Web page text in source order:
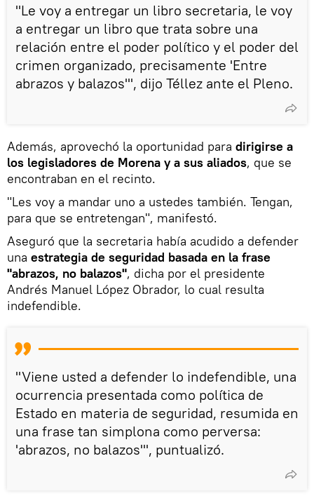
"Le voy a entregar un libro secretaria, le voy
a entregar un libro que trata sobre una
relación entre el poder político y el poder del
crimen organizado, precisamente 'Entre
abrazos y balazos'", dijo Téllez ante el Pleno.
Además, aprovechó la oportunidad para dirigirse a
los legisladores de Morena y a sus aliados, que se
encontraban en el recinto.
"Les voy a mandar uno a ustedes también. Tengan,
para que se entretengan", manifestó.
Aseguró que la secretaria había acudido a defender
una estrategia de seguridad basada en la frase
"abrazos, no balazos", dicha por el presidente
Andrés Manuel López Obrador, lo cual resulta
indefendible.
"Viene usted a defender lo indefendible, una
ocurrencia presentada como política de
Estado en materia de seguridad, resumida en
una frase tan simplona como perversa:
'abrazos, no balazos'", puntualizó.